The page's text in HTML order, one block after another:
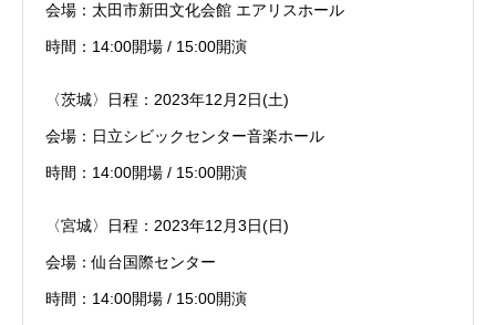
会場：太田市新田文化会館 エアリスホール
時間：14:00開場 / 15:00開演
〈茨城〉日程：2023年12月2日(土)
会場：日立シビックセンター音楽ホール
時間：14:00開場 / 15:00開演
〈宮城〉日程：2023年12月3日(日)
会場：仙台国際センター
時間：14:00開場 / 15:00開演